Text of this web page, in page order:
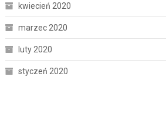
kwiecień 2020
marzec 2020
luty 2020
styczeń 2020